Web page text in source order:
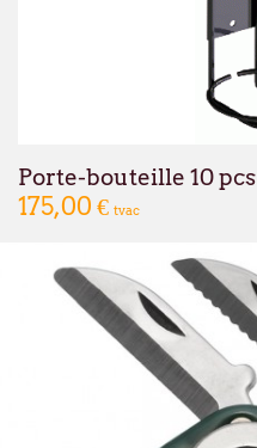
Porte-bouteille 10 pcs
175,00 € tvac